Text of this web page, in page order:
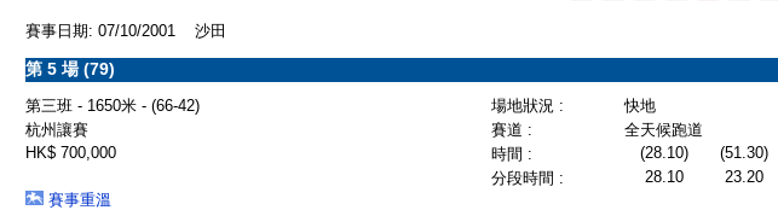
賽事日期: 07/10/2001 沙田
第 5 場 (79)
第三班 - 1650米 - (66-42) 場地狀況 :
快地
杭州讓賽
賽道 :
全天候跑道
HK$ 700,000
時間 : (28.10) (51.30)
分段時間 :
28.10 23.20
賽事重溫